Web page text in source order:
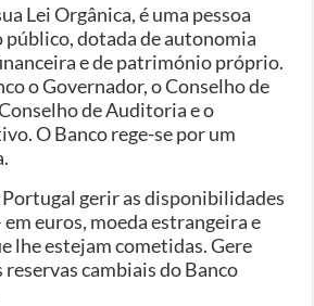
Lei Orgânica, é uma pessoa
dotada de autonomia
e de património próprio.
o Governador, o Conselho de
de Auditoria e o
O Banco rege-se por um
Portugal gerir as disponibilidades
euros, moeda estrangeira e
lhe estejam cometidas. Gere
cambiais do Banco